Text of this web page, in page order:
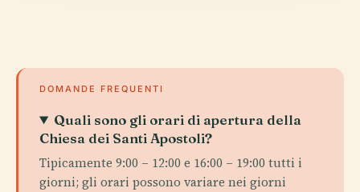
DOMANDE FREQUENTI
Quali sono gli orari di apertura della
Chiesa dei Santi Apostoli?
Tipicamente 9:00 – 12:00 e 16:00 – 19:00 tutti i
giorni; gli orari possono variare nei giorni